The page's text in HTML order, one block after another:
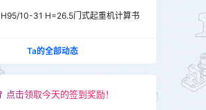
10-31 H=26.5门式起重机计算书
Ta的全部动态
点击领取今天的签到奖励！